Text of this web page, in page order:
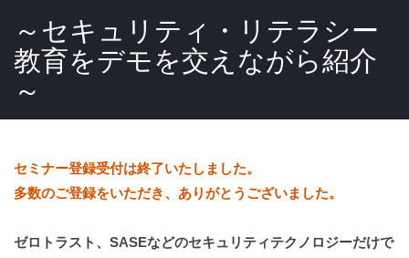
～セキュリティ・リテラシー
教育をデモを交えながら紹介
～
セミナー登録受付は終了いたしました。
多数のご登録をいただき、ありがとうございました。
ゼロトラスト、SASEなどのセキュリティテクノロジーだけで